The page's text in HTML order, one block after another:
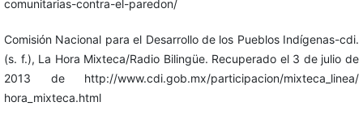
comunitarias-contra-el-paredon/
Comisión Nacional para el Desarrollo de los Pueblos Indígenas-cdi.
(s. f.), La Hora Mixteca/Radio Bilingüe. Recuperado el 3 de julio de
2013 de http://www.cdi.gob.mx/participacion/mixteca_linea/
hora_mixteca.html